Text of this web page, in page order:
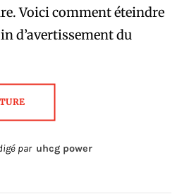
Voici comment éteindre
d’avertissement du
par uhcg power